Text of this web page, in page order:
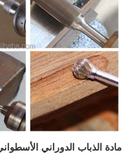
مادة الذباب الدوراني الأسطواني